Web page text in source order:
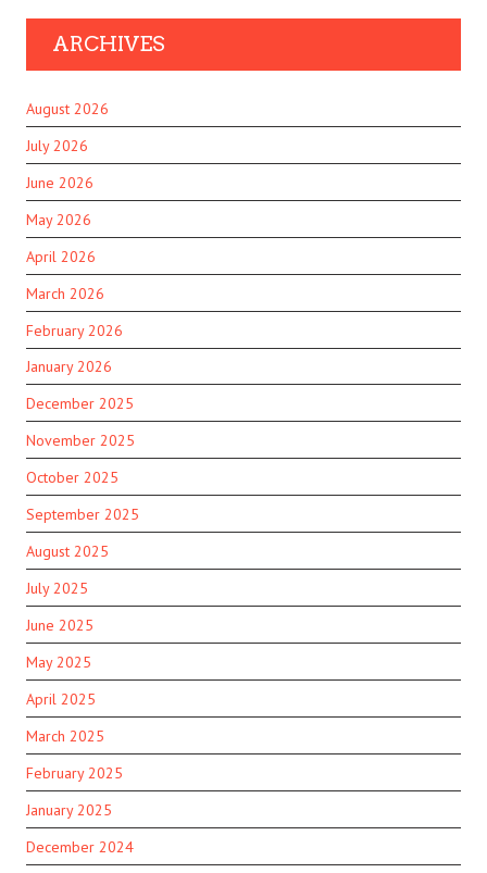
ARCHIVES
August 2026
July 2026
June 2026
May 2026
April 2026
March 2026
February 2026
January 2026
December 2025
November 2025
October 2025
September 2025
August 2025
July 2025
June 2025
May 2025
April 2025
March 2025
February 2025
January 2025
December 2024